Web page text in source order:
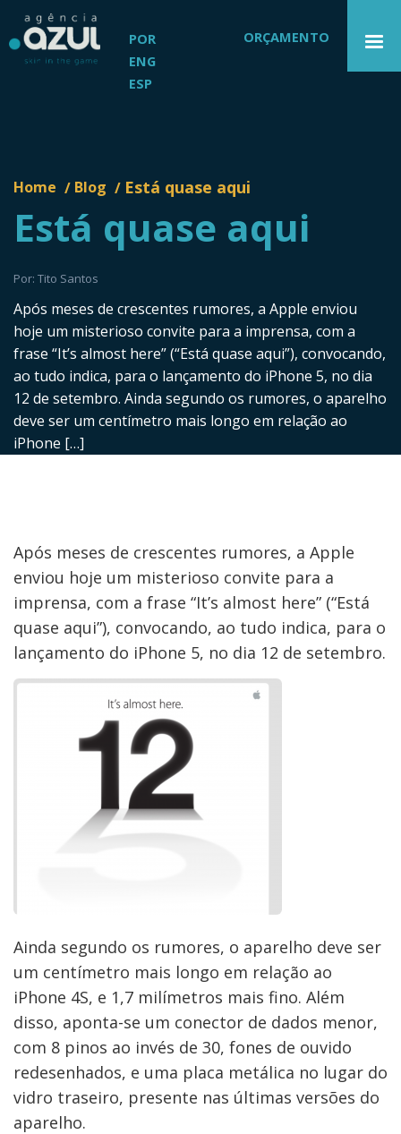
POR
ENG
ESP
ORÇAMENTO
Home / Blog / Está quase aqui
Está quase aqui
Por: Tito Santos
Após meses de crescentes rumores, a Apple enviou
hoje um misterioso convite para a imprensa, com a
frase “It’s almost here” (“Está quase aqui”), convocando,
ao tudo indica, para o lançamento do iPhone 5, no dia
12 de setembro. Ainda segundo os rumores, o aparelho
deve ser um centímetro mais longo em relação ao
iPhone […]
Após meses de crescentes rumores, a Apple
enviou hoje um misterioso convite para a
imprensa, com a frase “It’s almost here” (“Está
quase aqui”), convocando, ao tudo indica, para o
lançamento do iPhone 5, no dia 12 de setembro.
Ainda segundo os rumores, o aparelho deve ser
um centímetro mais longo em relação ao
iPhone 4S, e 1,7 milímetros mais fino. Além
disso, aponta-se um conector de dados menor,
com 8 pinos ao invés de 30, fones de ouvido
redesenhados, e uma placa metálica no lugar do
vidro traseiro, presente nas últimas versões do
aparelho.